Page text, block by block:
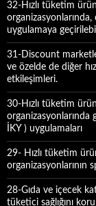
32-Hızlı tüketim
uygulamaya
31-Discount
ve özelde de diğer
etkileşimleri.
30-Hızlı tüketim
organizasyonlarında
İKY ) uygulamaları
29- Hızlı tüketim
organizasyonlarının
28-Gıda ve içecek
tüketici sağlığını